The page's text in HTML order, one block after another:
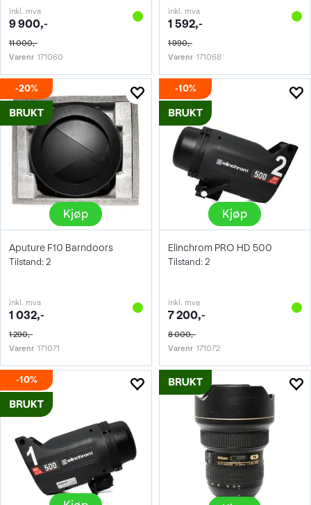
inkl. mva
9 900,-
11 000,-
Varenr 171060
inkl. mva
1 592,-
1 990,-
Varenr 171068
20%
Kjøp
Aputure F10 Barndoors
Tilstand: 2
inkl. mva
1 032,-
1 290,-
Varenr 171071
10%
Kjøp
Elinchrom PRO HD 500
Tilstand: 2
inkl. mva
7 200,-
8 000,-
Varenr 171072
10%